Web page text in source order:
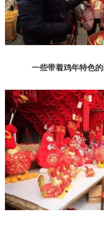
一些带着鸡年特色